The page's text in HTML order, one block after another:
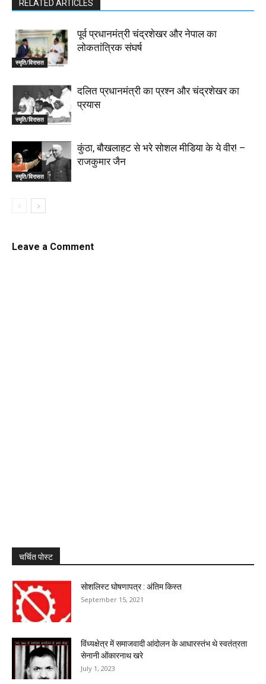
RELATED ARTICLES
स्मृति/विरासत
पूर्व प्रधानमंत्री चंद्रशेखर और नेपाल का
लोकतांत्रिक संघर्ष
स्मृति/विरासत
दलित प्रधानमंत्री का प्रश्न और चंद्रशेखर का
प्रयास
स्मृति/विरासत
कुंठा, बौखलाहट से भरे सोशल मीडिया के ये वीर! –
राजकुमार जैन
Leave a Comment
चर्चित पोस्ट
सोशलिस्ट घोषणापत्र : अंतिम किस्त
September 15, 2021
विंध्यक्षेत्र में समाजवादी आंदोलन के आधारस्तंभ थे स्वतंत्रता
सेनानी ओंकारनाथ खरे
July 1, 2023